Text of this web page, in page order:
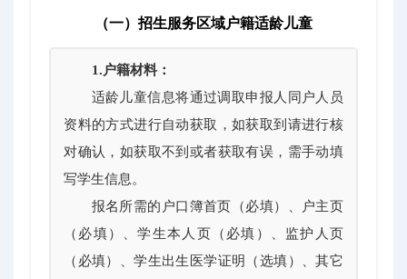
（一）招生服务区域户籍适龄儿童
1.户籍材料：
适龄儿童信息将通过调取申报人同户人员
资料的方式进行自动获取，如获取到请进行核
对确认，如获取不到或者获取有误，需手动填
写学生信息。
报名所需的户口簿首页（必填）、户主页
（必填）、学生本人页（必填）、监护人页
（必填）、学生出生医学证明（选填）、其它